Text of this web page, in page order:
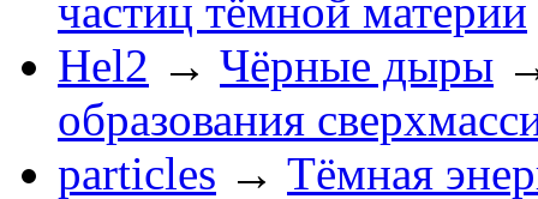
частиц тёмной материи
Hel2 → Чёрные дыры
образования
particles → Тёмная